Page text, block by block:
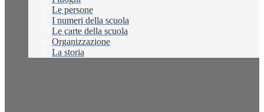
Le persone
I numeri della scuola
Le carte della scuola
Organizzazione
La storia